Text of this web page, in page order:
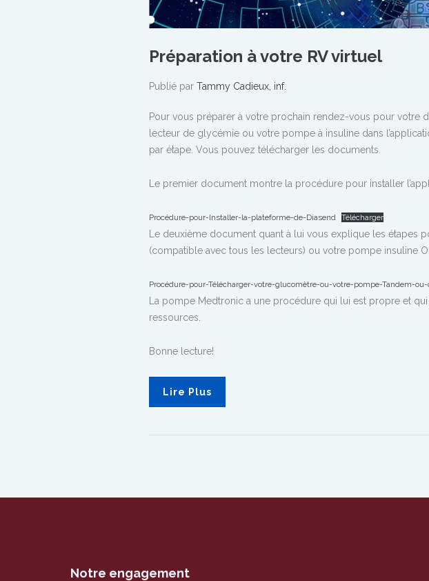
Préparation à votre RV virtuel
Publié par Tammy Cadieux, inf.
Pour vous préparer à votre prochain rendez-vous pour votre
lecteur de glycémie ou votre pompe à insuline dans
par étape. Vous pouvez télécharger les documents.
Le premier document montre la procédure pour installer
Procédure-pour-Installer-la-plateforme-de-Diasend Télécharger
Le deuxième document quant à lui vous explique les
(compatible avec tous les lecteurs) ou votre pompe insuline
Procédure-pour-Télécharger-votre-glucomètre-ou-votre-pompe-Tandem-
La pompe Medtronic a une procédure qui lui est propre et
ressources.
Bonne lecture!
Lire Plus
Notre engagement